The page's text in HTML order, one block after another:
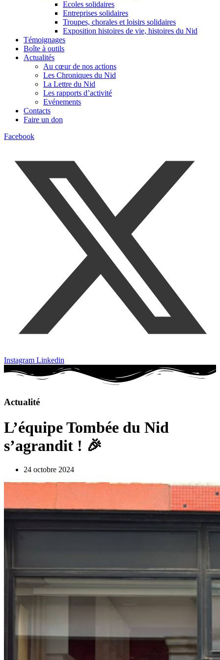
Ecoles solidaires
Entreprises solidaires
Troupes, chorales et loisirs solidaires
Exposition histoires de vie, histoires du Nid
Témoignages
Boîte à outils
Actualités
Au cœur de nos actions
Les Chroniques du Nid
La Lettre du Nid
Les rapports d’activité
Evénements
Contacts
Faire un don
Facebook
Instagram Linkedin
Actualité
L’équipe Tombée du Nid
s’agrandit ! 🎉
24 octobre 2024